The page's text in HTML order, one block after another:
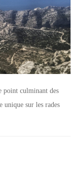
point culminant des
unique sur les rades